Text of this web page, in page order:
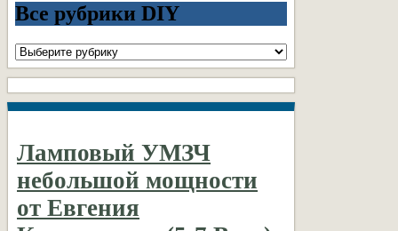
Все рубрики DIY
Все
рубрики
DIY
Ламповый УМЗЧ
небольшой мощности
от Евгения